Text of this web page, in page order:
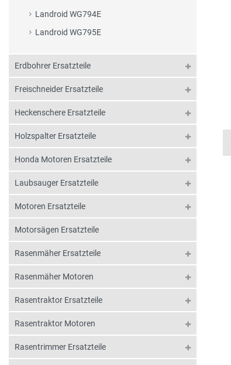
Landroid WG794E
Landroid WG795E
Erdbohrer Ersatzteile
Freischneider Ersatzteile
Heckenschere Ersatzteile
Holzspalter Ersatzteile
Honda Motoren Ersatzteile
Laubsauger Ersatzteile
Motoren Ersatzteile
Motorsägen Ersatzteile
Rasenmäher Ersatzteile
Rasenmäher Motoren
Rasentraktor Ersatzteile
Rasentraktor Motoren
Rasentrimmer Ersatzteile